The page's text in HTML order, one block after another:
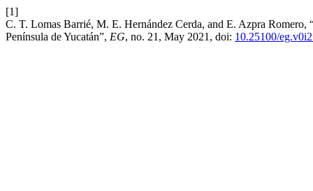
[1]
C. T. Lomas Barrié, M. E. Hernández Cerda, and E. Azpra Romero,
Península de Yucatán”, EG, no. 21, May 2021, doi: 10.25100/